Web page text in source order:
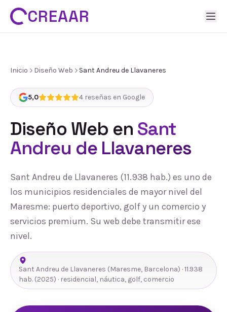
CREAAR
Inicio Diseño Web Sant Andreu de Llavaneres
5,0 4 reseñas en Google
Diseño Web en Sant
Andreu de Llavaneres
Sant Andreu de Llavaneres (11.938 hab.) es uno de
los municipios residenciales de mayor nivel del
Maresme: puerto deportivo, golf y un comercio y
servicios premium. Su web debe transmitir ese
nivel.
Sant Andreu de Llavaneres (Maresme, Barcelona) ·11.938
hab. (2025) · residencial, náutica, golf, comercio